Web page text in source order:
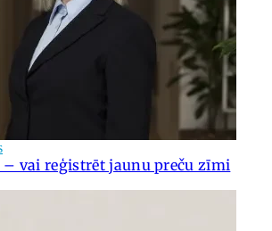
vai reģistrēt jaunu preču zīmi